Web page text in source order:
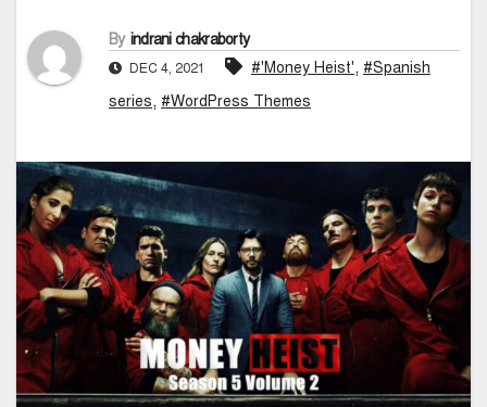
By indrani chakraborty
DEC 4, 2021 #'Money Heist', #Spanish
series, #WordPress Themes